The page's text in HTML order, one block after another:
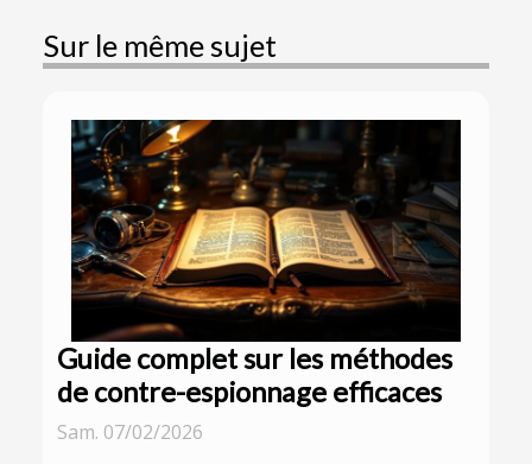
Sur le même sujet
Guide complet sur les méthodes
de contre-espionnage efficaces
Sam. 07/02/2026